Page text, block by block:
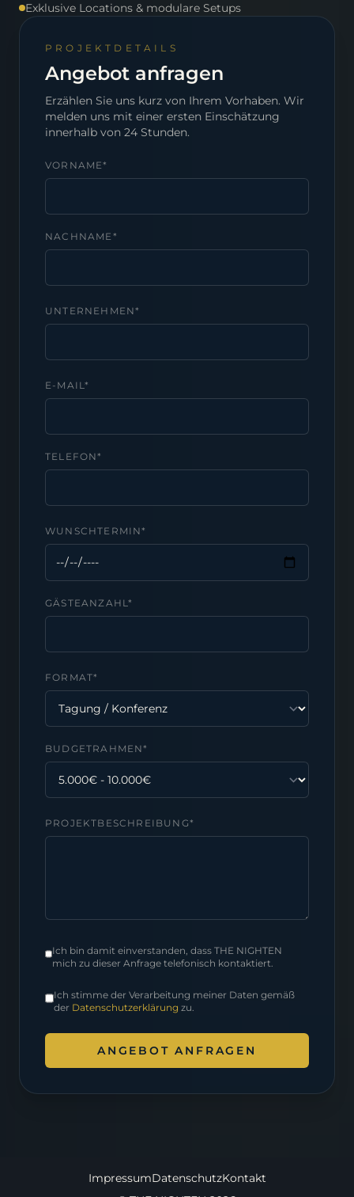
Exklusive Locations & modulare Setups
PROJEKTDETAILS
Angebot anfragen
Erzählen Sie uns kurz von Ihrem Vorhaben. Wir
melden uns mit einer ersten Einschätzung
innerhalb von 24 Stunden.
VORNAME*
NACHNAME*
UNTERNEHMEN*
E-MAIL*
TELEFON*
WUNSCHTERMIN*
GÄSTEANZAHL*
FORMAT*
BUDGETRAHMEN*
PROJEKTBESCHREIBUNG*
Ich bin damit einverstanden, dass THE NIGHTEN
mich zu dieser Anfrage telefonisch kontaktiert.
Ich stimme der Verarbeitung meiner Daten gemäß
der Datenschutzerklärung zu.
ANGEBOT ANFRAGEN
ImpressumDatenschutzKontakt